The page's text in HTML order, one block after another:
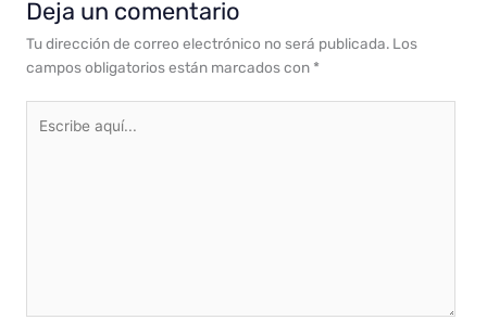
Deja un comentario
Tu dirección de correo electrónico no será publicada. Los
campos obligatorios están marcados con *
aquí...